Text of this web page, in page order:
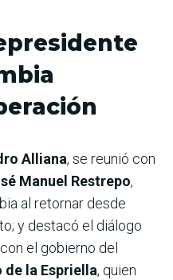
Alliana, se reunió con
Manuel Restrepo,
al retornar desde
y destacó el diálogo
el gobierno del
la Espriella, quien